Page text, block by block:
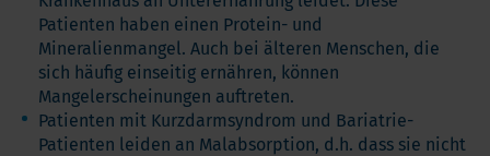
Patienten haben einen Protein- und
Mineralienmangel. Auch bei älteren Menschen, die
sich häufig einseitig ernähren, können
Mangelerscheinungen auftreten.
Patienten mit Kurzdarmsyndrom und Bariatrie-
Patienten leiden an Malabsorption, d.h. dass sie nicht